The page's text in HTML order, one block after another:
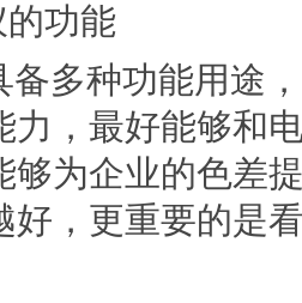
功能
备多种功能用途
力，最好能够和
够为企业的色差
好，更重要的是